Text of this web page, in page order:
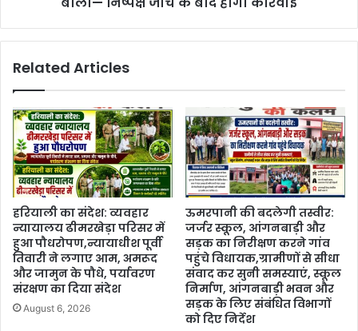
Related Articles
हरियाली का संदेश: व्यवहार
न्यायालय ढीमरखेड़ा परिसर में
हुआ पौधरोपण,न्यायाधीश पूर्वी
तिवारी ने लगाए आम, अमरूद
और जामुन के पौधे, पर्यावरण
संरक्षण का दिया संदेश
August 6, 2026
ऊमरपानी की बदलेगी तस्वीर:
जर्जर स्कूल, आंगनबाड़ी और
सड़क का निरीक्षण करने गांव
पहुंचे विधायक,ग्रामीणों से सीधा
संवाद कर सुनी समस्याएं, स्कूल
निर्माण, आंगनबाड़ी भवन और
सड़क के लिए संबंधित विभागों
को दिए निर्देश